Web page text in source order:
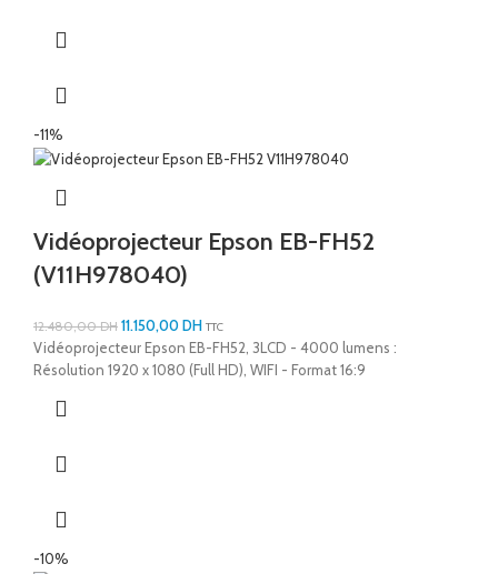
-11%
Vidéoprojecteur Epson EB-FH52
(V11H978040)
12.480,00DH 11.150,00DH TTC
Vidéoprojecteur Epson EB-FH52, 3LCD - 4000 lumens :
Résolution 1920 x 1080 (Full HD), WIFI - Format 16:9
-10%